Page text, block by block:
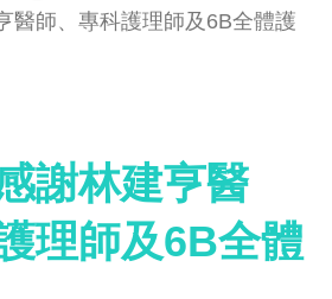
醫師、專科護理師及6B全體護
謝林建亨醫
理師及6B全體